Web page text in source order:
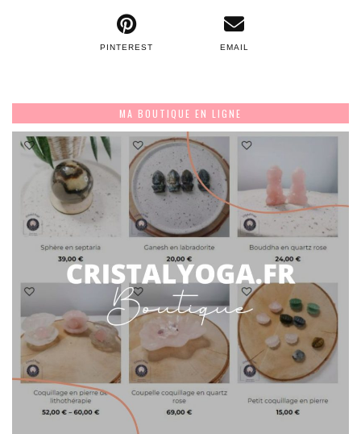
PINTEREST EMAIL
MA BOUTIQUE EN LIGNE